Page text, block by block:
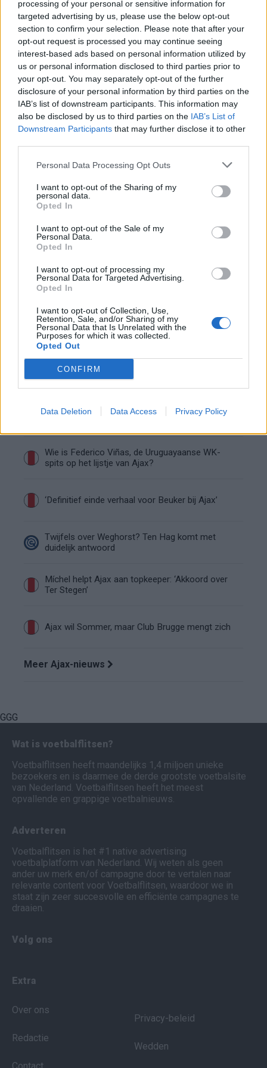
processing of your personal or sensitive information for
targeted advertising by us, please use the below opt-out
section to confirm your selection. Please note that after your
opt-out request is processed you may continue seeing
interest-based ads based on personal information utilized by
us or personal information disclosed to third parties prior to
your opt-out. You may separately opt-out of the further
disclosure of your personal information by third parties on the
IAB’s list of downstream participants. This information may
also be disclosed by us to third parties on the IAB’s List of
Downstream Participants that may further disclose it to other
Personal Data Processing Opt Outs
I want to opt-out of the Sharing of my
personal data.
Opted In
I want to opt-out of the Sale of my
Personal Data.
Opted In
I want to opt-out of processing my
Personal Data for Targeted Advertising.
Opted In
I want to opt-out of Collection, Use,
Retention, Sale, and/or Sharing of my
Personal Data that Is Unrelated with the
Purposes for which it was collected.
Opted Out
CONFIRM
Data Deletion Data Access Privacy Policy
De eerste Míchel-dagen bij Ajax: Blind coacht,
Gloukh krijgt standje en Ceballos wordt gebeld
Steur kiest voor Newcastle na gemiste
duidelijkheid bij Ajax
Blind kan bij Ajax de speler naast Míchel worden
terug op Ajax-keuze
De transferprioriteiten van Ajax worden steeds
duidelijker
Ajax begint voorbereiding met nederlaag: zo ziet
de route naar PEC eruit
Zo overtuigde PSV Sven Mijnans en bleef Ajax
met lege handen achter
Waarom steeds meer sleutelfiguren Ajax
verlaten
Steijn: ‘Bergwijn was niet mijn eerste keus als
Ajax-aanvoerder’
Van Gaal-vertrek markeert einde van bestuurlijke
Wie is Federico Viñas, de Uruguayaanse WK-
spits op het lijstje van Ajax?
‘Definitief einde verhaal voor Beuker bij Ajax’
Twijfels over Weghorst? Ten Hag komt met
duidelijk antwoord
Míchel helpt Ajax aan topkeeper: ‘Akkoord over
Ter Stegen’
Ajax wil Sommer, maar Club Brugge mengt zich
Meer Ajax-nieuws
GGG
Wat is voetbalflitsen?
Voetbalflitsen heeft maandelijks 1,4 miljoen unieke
bezoekers en is daarmee de derde grootste voetbalsite
van Nederland. Voetbalflitsen heeft het meest
opvallende en grappige voetbalnieuws.
Adverteren
Voetbalflitsen is het #1 native advertising
voetbalplatform van Nederland. Wij weten als geen
ander uw merk en/of campagne door te vertalen naar
relevante content voor Voetbalflitsen, waardoor we in
staat zijn zeer succesvolle en efficiënte campagnes te
draaien.
Volg ons
Extra
Over ons
Redactie
Privacy-beleid
Wedden